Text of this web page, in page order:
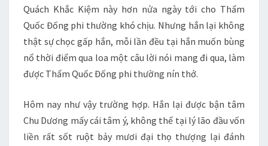
Quách Khắc Kiệm này hơn nửa ngày tới cho Thẩm
Quốc Đống phi thường khó chịu. Nhưng hắn lại không
thật sự chọc gấp hắn, mỗi lần đều tại hắn muốn bùng
nổ thời điểm qua loa một câu lời nói mang đi qua, làm
được Thẩm Quốc Đống phi thường nín thở.
Hôm nay như vậy trường hợp. Hắn lại được bận tâm
Chu Dương mấy cái tâm ý, không thể tại lý lão đầu vốn
liền rất sốt ruột bảy mươi đại thọ thượng lại đánh